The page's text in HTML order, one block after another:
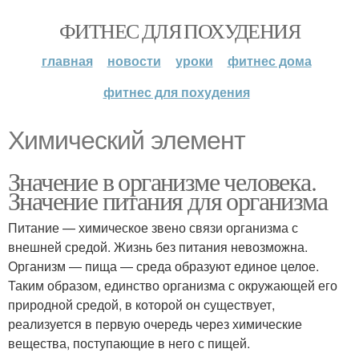
ФИТНЕС ДЛЯ ПОХУДЕНИЯ
главная новости уроки
фитнес дома
фитнес для похудения
Химический элемент
Значение в организме человека.
Значение питания для организма
Питание — химическое звено связи организма с
внешней средой. Жизнь без питания невозможна.
Организм — пища — среда образуют единое целое.
Таким образом, единство организма с окружающей его
природной средой, в которой он существует,
реализуется в первую очередь через химические
вещества, поступающие в него с пищей.